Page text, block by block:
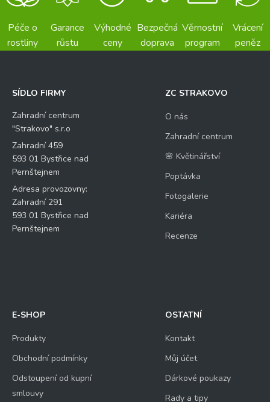
Péče o
rostliny
Garance
růstu
Výhodné
ceny
Bezpečná
doprava
Věrnostní
program
Vrácení
peněz
SÍDLO FIRMY
Zahradní centrum
"Strakovo" s.r.o
Zahradní 459
593 01 Bystřice nad
Pernštejnem
Adresa provozovny:
Zahradní 291
593 01 Bystřice nad
Pernštejnem
ZC STRAKOVO
O nás
Zahradní centrum
🌸 Květinářství
Poptávka
Fotogalerie
Kariéra
Recenze
E-SHOP
Produkty
Obchodní podmínky
Odstoupení od kupní
smlouvy
OSTATNÍ
Kontakt
Můj účet
Dárkové poukazy
Rady a tipy